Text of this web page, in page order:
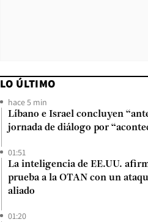
LO ÚLTIMO
hace 5 min
Líbano e Israel concluyen
jornada de diálogo por
01:51
La inteligencia de EE.UU.
prueba a la OTAN con un
aliado
01:20